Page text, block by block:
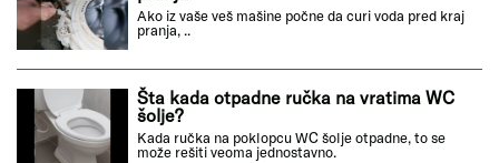
Ako iz vaše veš mašine počne da curi voda pred kraj
pranja, ..
Šta kada otpadne ručka na vratima WC
šolje?
Kada ručka na poklopcu WC šolje otpadne, to se
može rešiti veoma jednostavno.